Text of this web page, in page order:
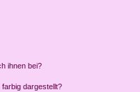
ihnen bei?
dargestellt?